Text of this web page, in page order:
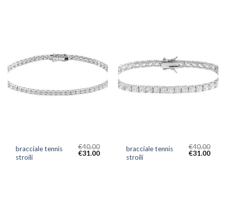
bracciale tennis
stroili
€40.00
€31.00
bracciale tennis
stroili
€40.00
€31.00